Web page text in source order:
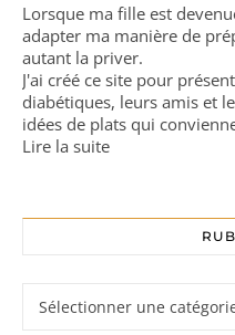
Lorsque ma fille est
adapter ma manière de
autant la priver.
J'ai créé ce site pour
diabétiques, leurs amis et
idées de plats qui
Lire la suite